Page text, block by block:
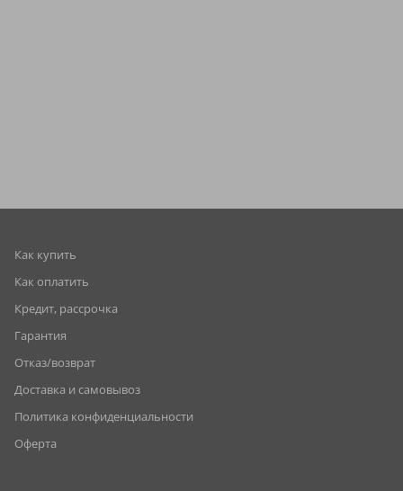
Как купить
Как оплатить
Кредит, рассрочка
Гарантия
Отказ/возврат
Доставка и самовывоз
Политика конфиденциальности
Оферта